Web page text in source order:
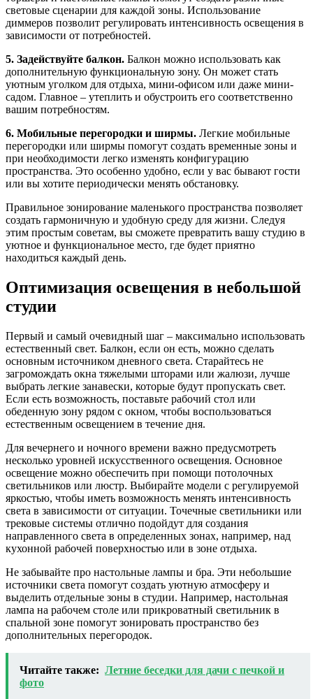
световые сценарии для каждой зоны. Использование
диммеров позволит регулировать интенсивность освещения в
зависимости от потребностей.
5. Задействуйте балкон. Балкон можно использовать как
дополнительную функциональную зону. Он может стать
уютным уголком для отдыха, мини-офисом или даже мини-
садом. Главное – утеплить и обустроить его соответственно
вашим потребностям.
6. Мобильные перегородки и ширмы. Легкие мобильные
перегородки или ширмы помогут создать временные зоны и
при необходимости легко изменять конфигурацию
пространства. Это особенно удобно, если у вас бывают гости
или вы хотите периодически менять обстановку.
Правильное зонирование маленького пространства позволяет
создать гармоничную и удобную среду для жизни. Следуя
этим простым советам, вы сможете превратить вашу студию в
уютное и функциональное место, где будет приятно
находиться каждый день.
Оптимизация освещения в небольшой
студии
Первый и самый очевидный шаг – максимально использовать
естественный свет. Балкон, если он есть, можно сделать
основным источником дневного света. Старайтесь не
загромождать окна тяжелыми шторами или жалюзи, лучше
выбрать легкие занавески, которые будут пропускать свет.
Если есть возможность, поставьте рабочий стол или
обеденную зону рядом с окном, чтобы воспользоваться
естественным освещением в течение дня.
Для вечернего и ночного времени важно предусмотреть
несколько уровней искусственного освещения. Основное
освещение можно обеспечить при помощи потолочных
светильников или люстр. Выбирайте модели с регулируемой
яркостью, чтобы иметь возможность менять интенсивность
света в зависимости от ситуации. Точечные светильники или
трековые системы отлично подойдут для создания
направленного света в определенных зонах, например, над
кухонной рабочей поверхностью или в зоне отдыха.
Не забывайте про настольные лампы и бра. Эти небольшие
источники света помогут создать уютную атмосферу и
выделить отдельные зоны в студии. Например, настольная
лампа на рабочем столе или прикроватный светильник в
спальной зоне помогут зонировать пространство без
дополнительных перегородок.
Читайте также: Летние беседки для дачи с печкой и
фото